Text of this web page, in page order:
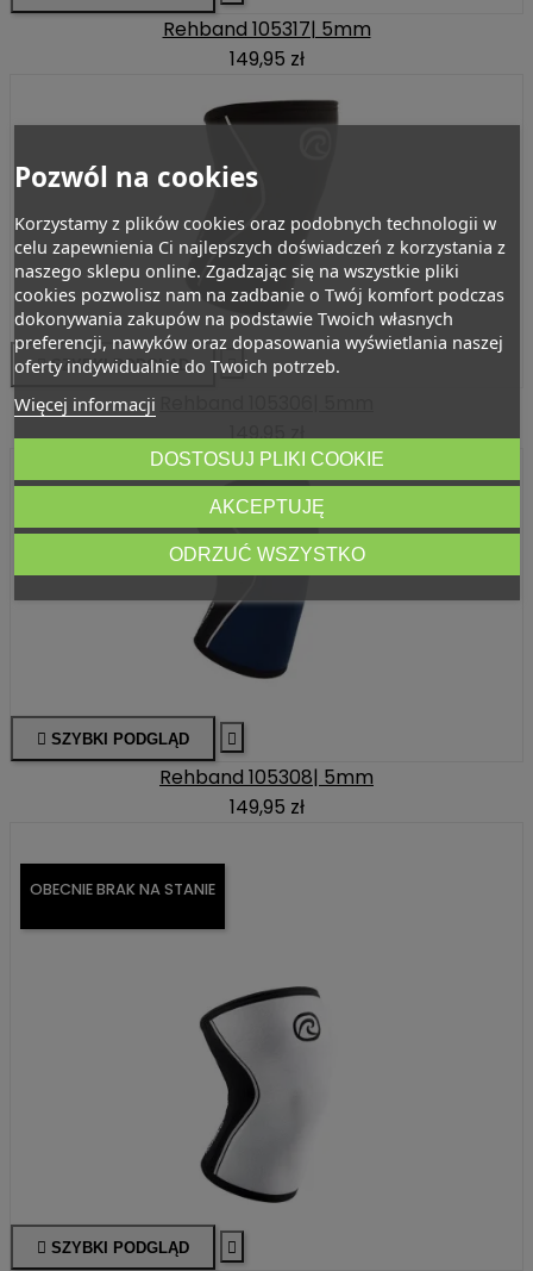
Rehband 105317| 5mm
149,95 zł
 SZYBKI PODGLĄD 
149,95 zł
 SZYBKI PODGLĄD 
Rehband 105308| 5mm
149,95 zł
OBECNIE BRAK NA STANIE
 SZYBKI PODGLĄD 
Pozwól na cookies
Korzystamy z plików cookies oraz podobnych technologii w
celu zapewnienia Ci najlepszych doświadczeń z korzystania z
naszego sklepu online. Zgadzając się na wszystkie pliki
cookies pozwolisz nam na zadbanie o Twój komfort podczas
dokonywania zakupów na podstawie Twoich własnych
preferencji, nawyków oraz dopasowania wyświetlania naszej
oferty indywidualnie do Twoich potrzeb.
Więcej informacji
DOSTOSUJ PLIKI COOKIE
ODRZUĆ WSZYSTKO
AKCEPTUJĘ